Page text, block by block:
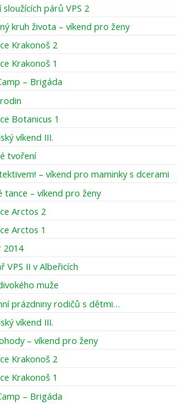
párů VPS 2
kruh života – víkend pro ženy
Krakonoš 2
Krakonoš 1
– Brigáda
Botanicus 1
víkend III.
tvoření
– víkend pro maminky s dcerami
tance – víkend pro ženy
Arctos 2
Arctos 1
2014
VPS II v Albeřicích
muže
prázdniny rodičů s dětmi…
víkend III.
– víkend pro ženy
Krakonoš 2
Krakonoš 1
– Brigáda